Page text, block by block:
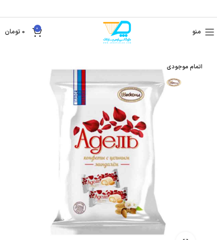
منو 0
0 تومان
اتمام موجودی